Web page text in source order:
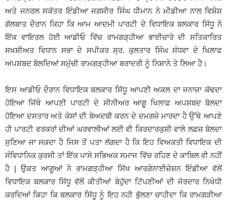
ਅਤੇ ਜਨਰਲ ਸਕੱਤਰ ਇੰਡੀਆ ਜਗਸੀਰ ਸਿੰਘ ਧੀਮਾਨ ਨੇ ਮੀਡੀਆ ਨਾਲ ਵਿਸ਼ੇਸ਼
ਗੱਲਬਾਤ ਦੌਰਾਨ ਕਿਹਾ ਕਿ ਆਮ ਆਦਮੀ ਪਾਰਟੀ ਦੇ ਵਿਧਾਇਕ ਬਲਕਾਰ ਸਿੱਧੂ ਨੇ
ਇੱਕ ਵਾਇਰਲ ਹੋਈ ਆਡੀਓ ਵਿੱਚ ਰਾਮਗੜ੍ਹੀਆ ਭਾਈਚਾਰੇ ਦੀ ਸਤਿਕਾਰਿਤ
ਸਖਸ਼ੀਅਤ ਵਿਧਾਨ ਸਭਾ ਦੇ ਸਪੀਕਰ ਸ੍ਰ. ਕੁਲਤਾਰ ਸਿੰਘ ਸੰਧਵਾ ਦੇ ਖਿਲਾਫ
ਅਪਸ਼ਬਦ ਬੋਲਦਿਆਂ ਸਮੁੱਚੀ ਰਾਮਗੜ੍ਹੀਆ ਬਰਾਦਰੀ ਨੂੰ ਨਿਸ਼ਾਨੇ ਤੇ ਲਿਆ ਹੈ।
ਇਸ ਆਡੀਓ ਦੌਰਾਨ ਵਿਧਾਇਕ ਬਲਕਾਰ ਸਿੱਧੂ ਆਪਣੀ ਅਕਲ ਦਾ ਜਨਾਜ਼ਾ ਕੱਢਦਾ
ਹੋਇਆ ਜਿੱਥੇ ਆਪਣੀ ਪਾਰਟੀ ਦੇ ਸੀਨੀਅਰ ਆਗੂ ਖਿਲਾਫ਼ ਅਪਸ਼ਬਦ ਬੋਲਦਾ
ਹੋਇਆ ਦਸਤਾਰ ਅਤੇ ਕੇਸਾਂ ਦੀ ਬੇਅਦਬੀ ਕਰਨ ਦੇ ਦਮਗਜ਼ੇ ਮਾਰਦਾ ਹੈ ਉੱਥੇ ਆਪਣੇ
ਹੀ ਪਾਰਟੀ ਵਰਕਰਾਂ ਦੀਆਂ ਘਰਵਾਲੀਆਂ ਲਈ ਵੀ ਕਿਰਦਾਰਕੁਸ਼ੀ ਵਾਲੇ ਲਫ਼ਜ਼ ਬੋਲਦਾ
ਸੁਣਿਆ ਜਾ ਸਕਦਾ ਹੈ ਜਿਸ ਤੋਂ ਪਤਾ ਲੱਗਦਾ ਹੈ ਕਿ ਇਹ ਵਿਅਕਤੀ ਵਿਧਾਇਕ ਦੀ
ਸੰਵਿਧਾਨਿਕ ਕੁਰਸੀ ਤਾਂ ਇੱਕ ਪਾਸੇ ਸਭਿਅਕ ਸਮਾਜ ਵਿੱਚ ਰਹਿਣ ਦੇ ਕਾਬਿਲ ਵੀ ਨਹੀਂ
ਹੈ | ਉਕਤ ਆਗੂਆਂ ਨੇ ਰਾਮਗੜ੍ਹੀਆ ਸਿੱਖ ਆਰਗੇਨਾਈਜ਼ੇਸ਼ਨ ਇੰਡੀਆ ਵੱਲੋਂ
ਵਿਧਾਇਕ ਬਲਕਾਰ ਸਿੱਧੂ ਵੱਲੋਂ ਕੀਤੀਆਂ ਬੇਹੁੱਦਾ ਟਿੱਪਣੀਆਂ ਦੀ ਜੋਰਦਾਰ ਨਿਖੇਧੀ
ਕਰਦਿਆਂ ਕਿਹਾ ਕਿ ਬਲਕਾਰ ਸਿੱਧੂ ਨੂੰ ਇਹ ਨਹੀ ਭੁੱਲਣਾ ਚਾਹੀਦਾ ਕਿ ਰਾਮਗੜੀਆ